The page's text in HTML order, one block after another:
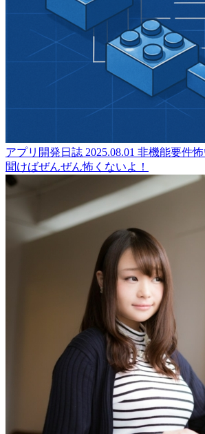
アプリ開発日誌 2025.08.01 非機能要件怖
聞けばぜんぜん怖くないよ！